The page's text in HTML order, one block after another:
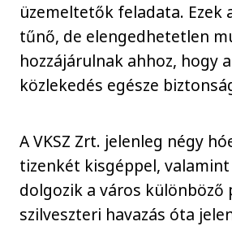
üzemeltetők feladata. Ezek
tűnő, de elengedhetetlen
hozzájárulnak ahhoz, hogy
közlekedés egésze
A VKSZ Zrt. jelenleg négy
tizenkét kisgéppel,
dolgozik a város különböző
szilveszteri havazás óta